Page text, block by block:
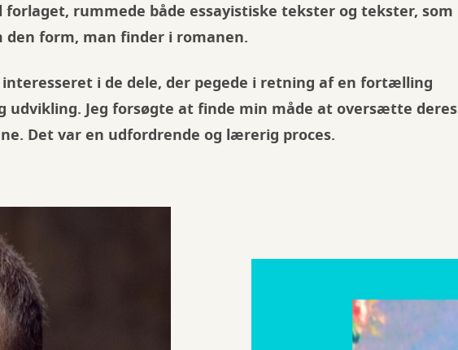
rummede både essayistiske tekster og tekster, som
den form, man finder i romanen.
i de dele, der pegede i retning af en fortælling
udvikling. Jeg forsøgte at finde min måde at oversætte deres
Det var en udfordrende og lærerig proces.